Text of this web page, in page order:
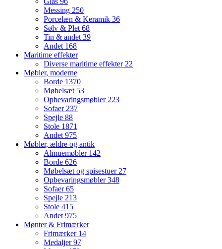
Messing 250
Porcelæn & Keramik 36
Sølv & Plet 68
Tin & andet 39
Andet 168
Maritime effekter
Diverse maritime effekter 22
Møbler, moderne
Borde 1370
Møbelsæt 53
Opbevaringsmøbler 223
Sofaer 237
Spejle 88
Stole 1871
Andet 975
Møbler, ældre og antik
Almuemøbler 142
Borde 626
Møbelsæt og spisestuer 27
Opbevaringsmøbler348
Sofaer65
Spejle 213
Stole 415
Andet 975
Mønter & Frimærker
Frimærker 14
Medaljer97